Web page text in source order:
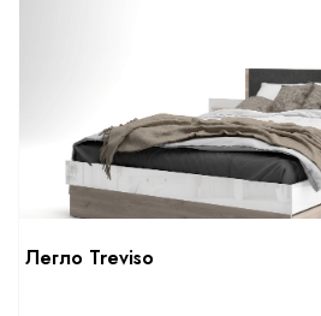
Легло Treviso